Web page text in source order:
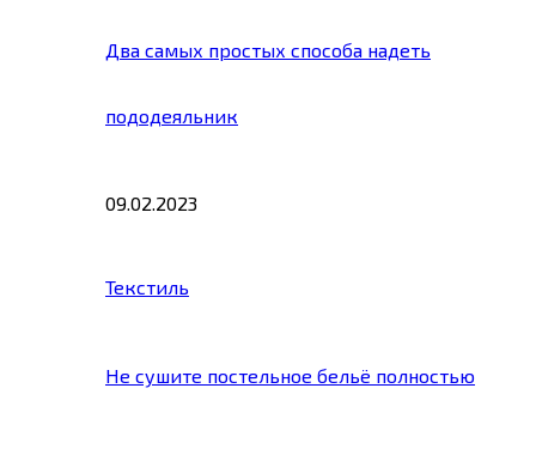
Два самых простых способа надеть
пододеяльник
09.02.2023
Текстиль
Не сушите постельное бельё полностью